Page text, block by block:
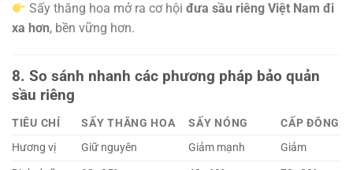
Sấy thăng hoa mở ra cơ hộiđưa sầu riêng Việt Nam đi
xa hơn, bền vững hơn.
8. So sánh nhanh các phương pháp bảo quản
sầu riêng
TIÊU CHÍ SẤY THĂNG HOA SẤY NÓNG
CẤP ĐÔNG
Hương vị
Giữ nguyên Giảm mạnh
Giảm